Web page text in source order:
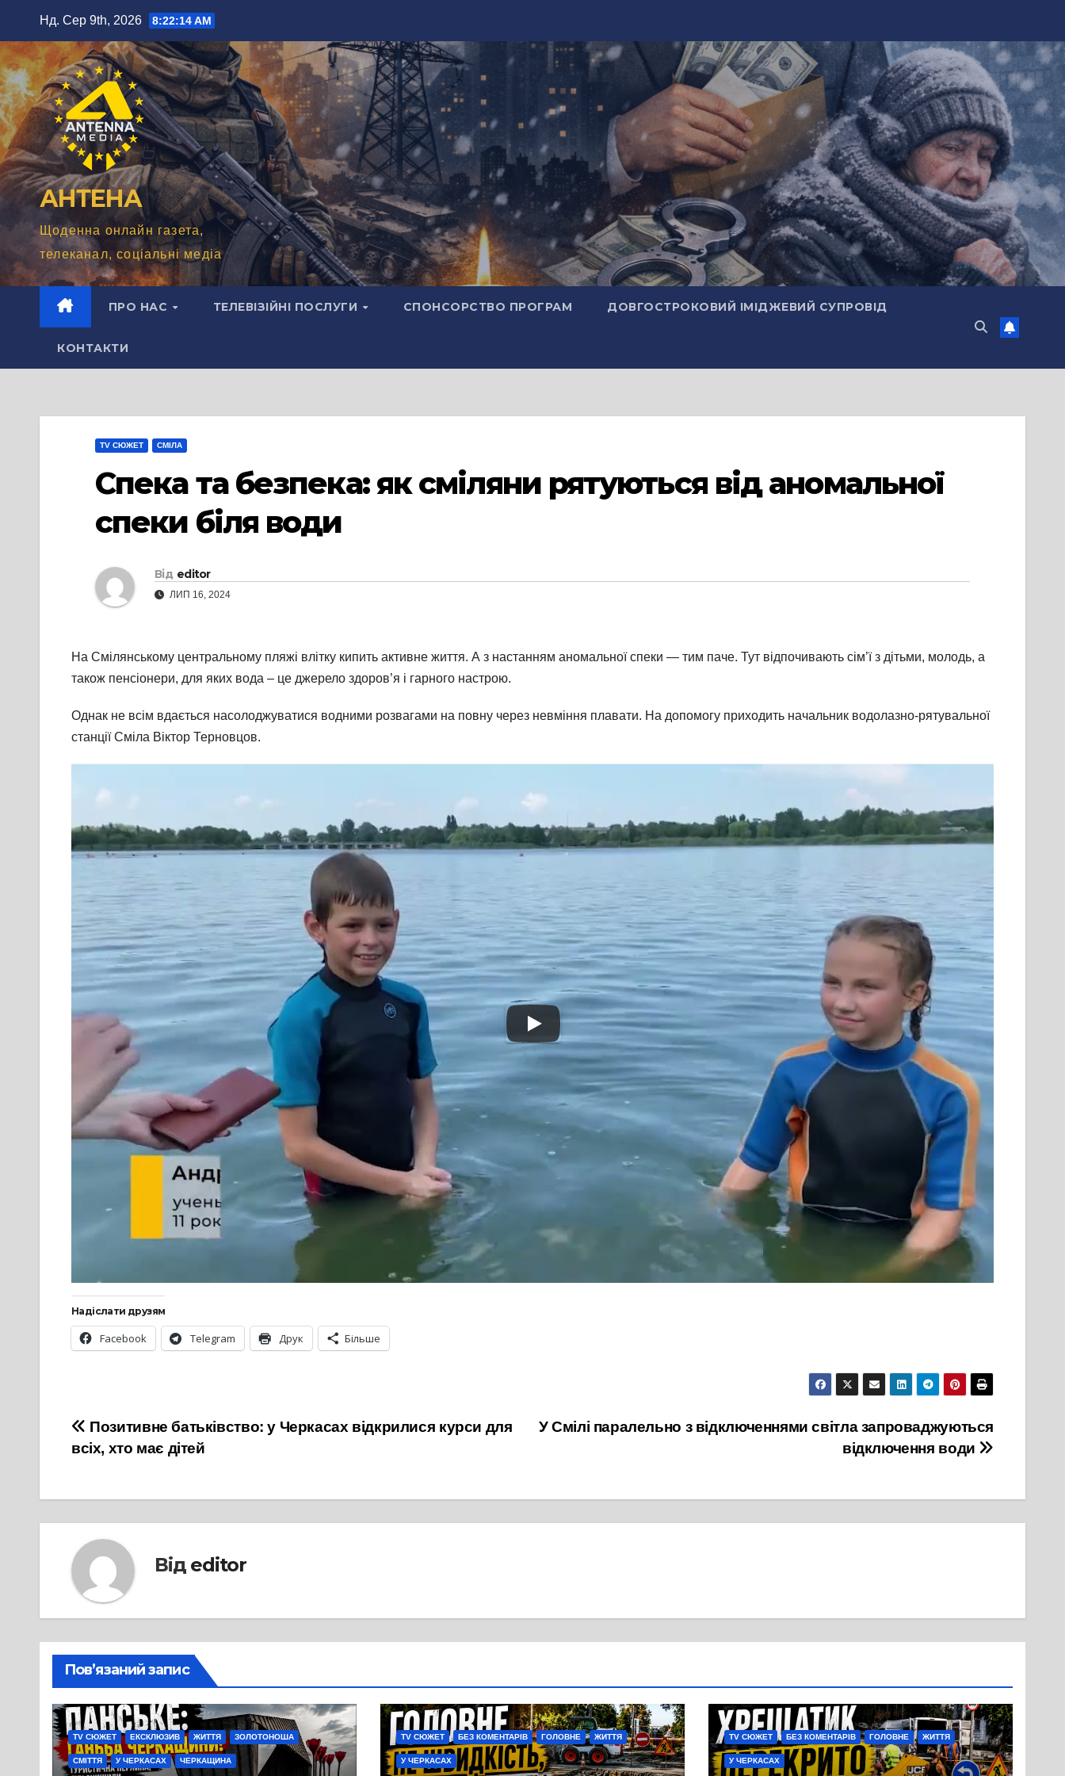
вмісту
Нд. Сер 9th, 2026 8:22:16 AM
АНТЕНА
Щоденна онлайн газета,
телеканал, соціальні медіа
ПРО НАС ТЕЛЕВІЗІЙНІ ПОСЛУГИ СПОНСОРСТВО ПРОГРАМ ДОВГОСТРОКОВИЙ ІМІДЖЕВИЙ СУПРОВІД
КОНТАКТИ
TV СЮЖЕТ СМІЛА
Спека та безпека: як сміляни рятуються від аномальної
спеки біля води
Від editor
ЛИП 16, 2024
На Смілянському центральному пляжі влітку кипить активне життя. А з настанням аномальної спеки — тим паче. Тут відпочивають сім’ї з дітьми, молодь, а
також пенсіонери, для яких вода – це джерело здоров’я і гарного настрою.
Однак не всім вдається насолоджуватися водними розвагами на повну через невміння плавати. На допомогу приходить начальник водолазно-рятувальної
станції Сміла Віктор Терновцов.
Надіслати друзям
Facebook Telegram Друк Більше
Навігація
записів
У Смілі паралельно з відключеннями світла запроваджуються
відключення води
Позитивне батьківство: у Черкасах відкрилися курси для
всіх, хто має дітей
Від editor
Пов’язаний запис
TV СЮЖЕТ ЕКСКЛЮЗИВ ЖИТТЯ ЗОЛОТОНОША
СМІТТЯ У ЧЕРКАСАХ ЧЕРКАЩИНА
TV СЮЖЕТ БЕЗ КОМЕНТАРІВ ГОЛОВНЕ ЖИТТЯ
У ЧЕРКАСАХ
TV СЮЖЕТ БЕЗ КОМЕНТАРІВ ГОЛОВНЕ ЖИТТЯ
У ЧЕРКАСАХ